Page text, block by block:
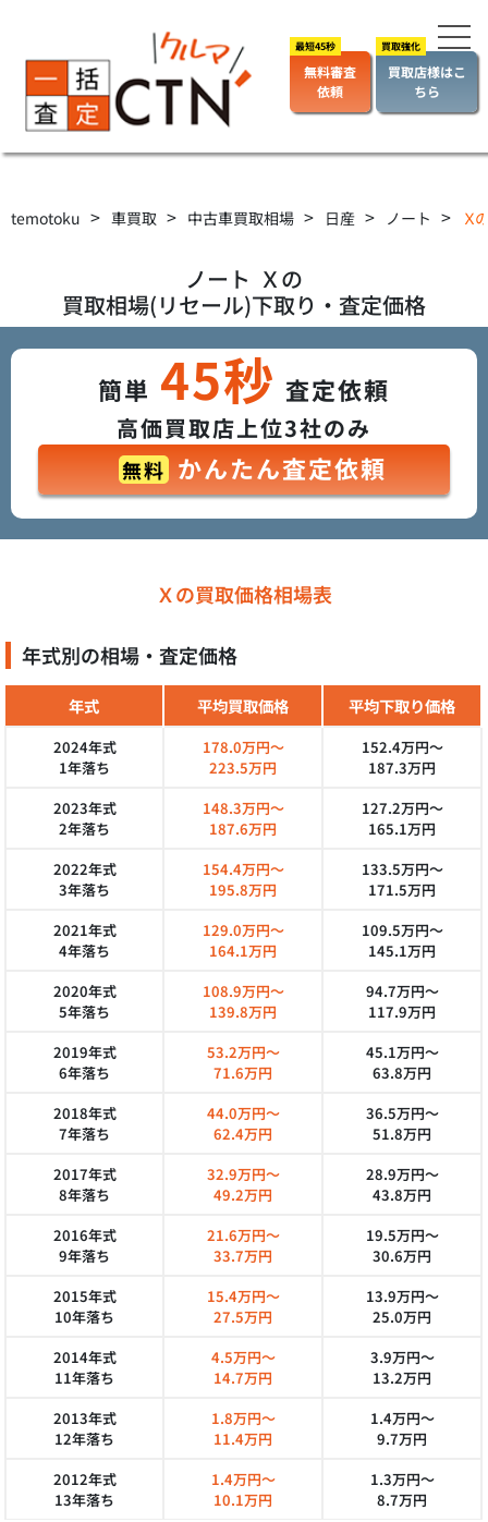
無料審査
依頼
買取店様はこ
ちら
temotoku > 車買取 > 中古車買取相場 > 日産 > ノート > Ｘ
ノート Ｘの
買取相場(リセール)下取り・査定価格
簡単 45秒 査定依頼
高価買取店上位3社のみ
無料 かんたん査定依頼
Ｘの買取価格相場表
年式別の相場・査定価格
年式 平均買取価格 平均下取り価格
2024年式
1年落ち
178.0万円～
223.5万円
152.4万円～
187.3万円
2023年式
2年落ち
148.3万円～
187.6万円
127.2万円～
165.1万円
2022年式
3年落ち
154.4万円～
195.8万円
133.5万円～
171.5万円
2021年式
4年落ち
129.0万円～
164.1万円
109.5万円～
145.1万円
2020年式
5年落ち
108.9万円～
139.8万円
94.7万円～
117.9万円
2019年式
6年落ち
53.2万円～
71.6万円
45.1万円～
63.8万円
2018年式
7年落ち
44.0万円～
62.4万円
36.5万円～
51.8万円
2017年式
8年落ち
32.9万円～
49.2万円
28.9万円～
43.8万円
2016年式
9年落ち
21.6万円～
33.7万円
19.5万円～
30.6万円
2015年式
10年落ち
15.4万円～
27.5万円
13.9万円～
25.0万円
2014年式
11年落ち
4.5万円～
14.7万円
3.9万円～
13.2万円
2013年式
12年落ち
1.8万円～
11.4万円
1.4万円～
9.7万円
2012年式
13年落ち
1.4万円～
10.1万円
1.3万円～
8.7万円